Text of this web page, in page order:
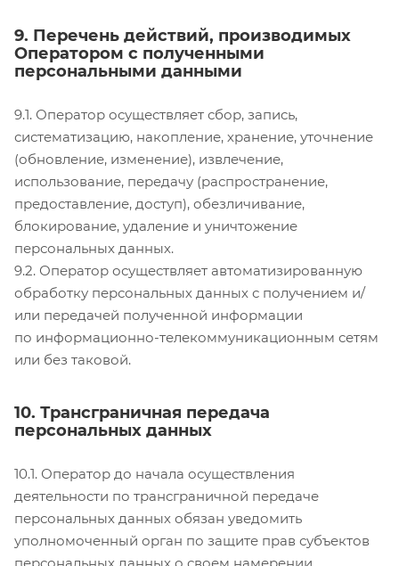
9. Перечень действий, производимых
Оператором с полученными
персональными данными
9.1. Оператор осуществляет сбор, запись,
систематизацию, накопление, хранение, уточнение
(обновление, изменение), извлечение,
использование, передачу (распространение,
предоставление, доступ), обезличивание,
блокирование, удаление и уничтожение
персональных данных.
9.2. Оператор осуществляет автоматизированную
обработку персональных данных с получением и/
или передачей полученной информации
по информационно-телекоммуникационным сетям
или без таковой.
10. Трансграничная передача
персональных данных
10.1. Оператор до начала осуществления
деятельности по трансграничной передаче
персональных данных обязан уведомить
уполномоченный орган по защите прав субъектов